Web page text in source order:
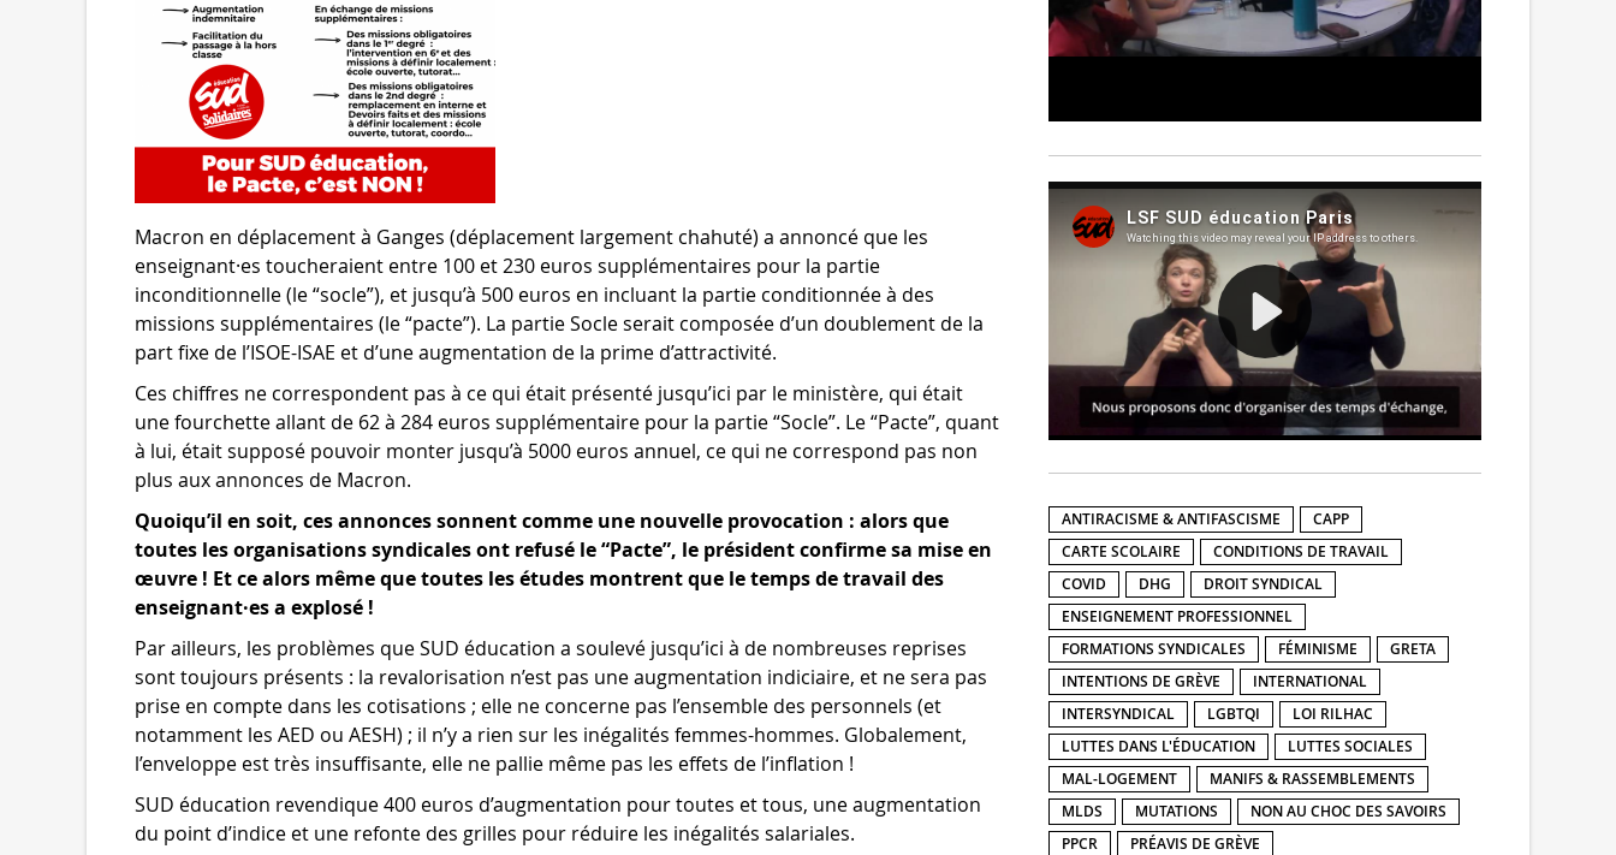
Macron en déplacement à Ganges (déplacement largement chahuté) a annoncé que les
enseignant·es toucheraient entre 100 et 230 euros supplémentaires pour la partie
inconditionnelle (le “socle”), et jusqu’à 500 euros en incluant la partie conditionnée à des
missions supplémentaires (le “pacte”). La partie Socle serait composée d’un doublement de la
part fixe de l’ISOE-ISAE et d’une augmentation de la prime d’attractivité.
Ces chiffres ne correspondent pas à ce qui était présenté jusqu’ici par le ministère, qui était
une fourchette allant de 62 à 284 euros supplémentaire pour la partie “Socle”. Le “Pacte”, quant
à lui, était supposé pouvoir monter jusqu’à 5000 euros annuel, ce qui ne correspond pas non
plus aux annonces de Macron.
Quoiqu’il en soit, ces annonces sonnent comme une nouvelle provocation : alors que
toutes les organisations syndicales ont refusé le “Pacte”, le président confirme sa mise en
œuvre ! Et ce alors même que toutes les études montrent que le temps de travail des
enseignant·es a explosé !
Par ailleurs, les problèmes que SUD éducation a soulevé jusqu’ici à de nombreuses reprises
sont toujours présents : la revalorisation n’est pas une augmentation indiciaire, et ne sera pas
prise en compte dans les cotisations ; elle ne concerne pas l’ensemble des personnels (et
notamment les AED ou AESH) ; il n’y a rien sur les inégalités femmes-hommes. Globalement,
l’enveloppe est très insuffisante, elle ne pallie même pas les effets de l’inflation !
SUD éducation revendique 400 euros d’augmentation pour toutes et tous, une augmentation
du point d’indice et une refonte des grilles pour réduire les inégalités salariales.
ANTIRACISME & ANTIFASCISME
CAPP
CARTE SCOLAIRE
CONDITIONS DE TRAVAIL
COVID
DHG
DROIT SYNDICAL
ENSEIGNEMENT PROFESSIONNEL
FORMATIONS SYNDICALES
FÉMINISME
GRETA
INTENTIONS DE GRÈVE
INTERNATIONAL
INTERSYNDICAL
LGBTQI
LOI RILHAC
LUTTES DANS L'ÉDUCATION
LUTTES SOCIALES
MAL-LOGEMENT
MANIFS & RASSEMBLEMENTS
MLDS
MUTATIONS
NON AU CHOC DES SAVOIRS
PPCR
PRÉAVIS DE GRÈVE